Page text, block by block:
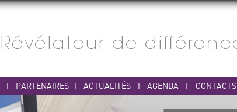
I PARTENAIRES I ACTUALITÉS I AGENDA I CONTACTS